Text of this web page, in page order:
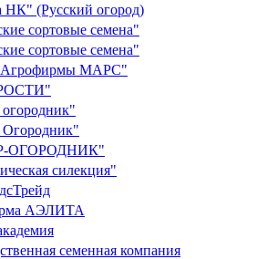
(Русский огород)
сортовые семена"
сортовые семена"
МАРС"
ОГОРОДНИК"
силекция"
АЭЛИТА
семенная компания